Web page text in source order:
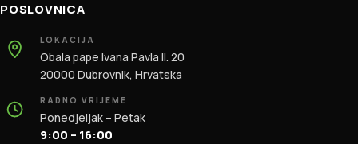
POSLOVNICA
LOKACIJA
Obala pape Ivana Pavla II. 20
20000 Dubrovnik, Hrvatska
RADNO VRIJEME
Ponedjeljak – Petak
9:00 – 16:00